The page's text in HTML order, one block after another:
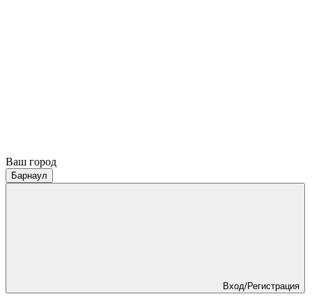
Ваш город
Барнаул
Вход/Регистрация